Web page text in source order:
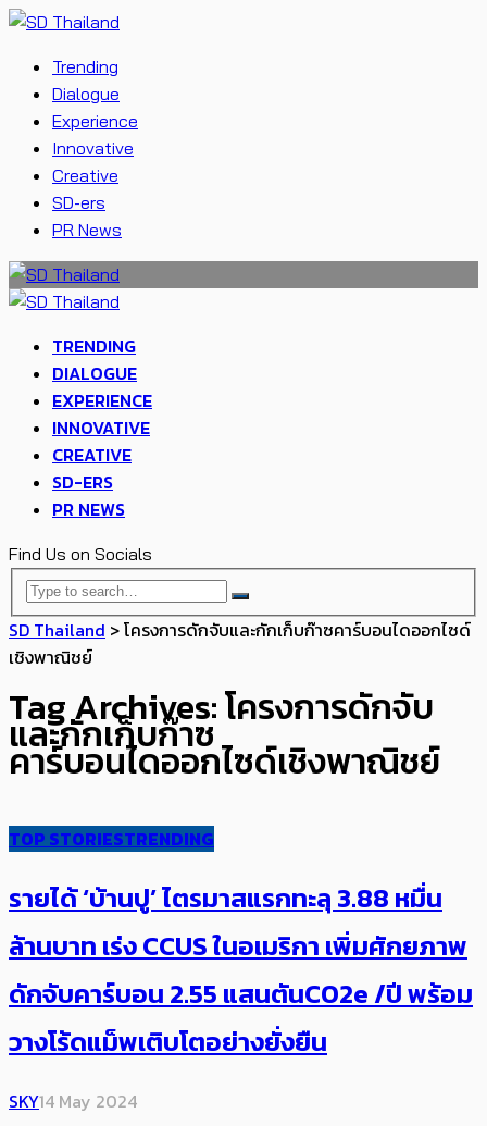
Trending
Dialogue
Experience
Innovative
Creative
SD-ers
PR News
TRENDING
DIALOGUE
EXPERIENCE
INNOVATIVE
CREATIVE
SD-ERS
PR NEWS
Find Us on Socials
SD Thailand >โครงการดักจับและกักเก็บก๊าซคาร์บอนไดออกไซด์
เชิงพาณิชย์
Tag Archives: โครงการดักจับ
และกักเก็บก๊าซ
คาร์บอนไดออกไซด์เชิงพาณิชย์
TOP STORIESTRENDING
รายได้ ‘บ้านปู’ ไตรมาสแรกทะลุ 3.88 หมื่น
ล้านบาท ​เร่ง​​ CCUS ในอเมริกา เพิ่มศักยภาพ
ดักจับคาร์บอน 2.55 แสนตันCO2e /ปี พร้อม
วางโร้ดแม็พเติบโตอย่างยั่งยืน
SKY14 May 2024